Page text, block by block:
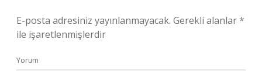
E-posta adresiniz yayınlanmayacak. Gerekli alanlar*
ile işaretlenmişlerdir
Yorum